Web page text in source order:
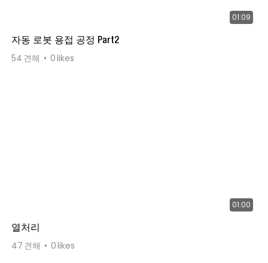
01:09
자동 로봇 용접 공정 Part2
54 견해 0likes
01:00
열처리
47 견해 0likes